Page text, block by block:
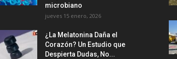
microbiano
jueves 15 enero, 2026
¿La Melatonina Daña el
Corazón? Un Estudio que
Despierta Dudas, No...